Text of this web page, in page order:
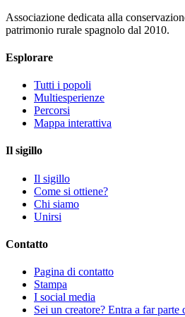
Associazione dedicata alla
patrimonio rurale spagnolo dal 2010.
Esplorare
Tutti i popoli
Multiesperienze
Percorsi
Mappa interattiva
Il sigillo
Il sigillo
Come si ottiene?
Chi siamo
Unirsi
Contatto
Pagina di contatto
Stampa
I social media
Sei un creatore? Entra a far parte